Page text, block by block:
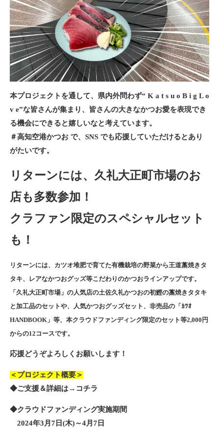
本プロジェクトを通して、県内外問わず“ K a t s u o B i g L o
v e”な皆さんが集まり、皆さんの大きなかつお愛を表現でき
る機会にできると嬉しいなと考えています。
＃高知空港かつお で、SNS でも応援していただけるとあり
がたいです。
リターンには、久礼大正町市場のお
店も多数参加！
クラファン限定のスペシャルセット
も！
リターンには、カツオ堆肥で育てた有機栽培の野菜から王道藁焼きタ
タキ、レアなかつおグッズ等こだわりのかつおラインアップです。
「久礼大正町市場」の人気店の土佐久礼かつおの初鰹の藁焼きタタキ
と加工品のセットや、人気かつおグッズセット、非売品の「ｶﾂｵ
HANDBOOK」等、本クラウドファンディング限定のセット等2,000円
からの12コースです。
応援どうぞよろしくお願いします！
＜プロジェクト概要＞
◆ご支援＆詳細は→ コチラ
◆クラウドファンディング実施期間
2024年3月7日(木)～4月7日